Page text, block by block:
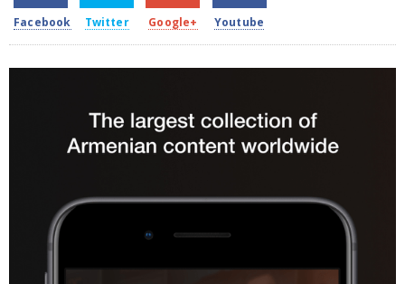
Facebook Twitter Google+ Youtube